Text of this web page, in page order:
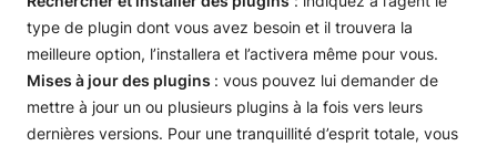
type de plugin dont vous avez besoin et il trouvera la
meilleure option, l’installera et l’activera même pour vous.
Mises à jour des plugins : vous pouvez lui demander de
mettre à jour un ou plusieurs plugins à la fois vers leurs
dernières versions. Pour une tranquillité d’esprit totale, vous